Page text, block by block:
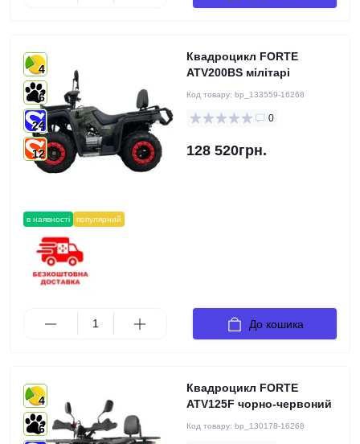
в наявності популярний
4
6
24
12
Квадроцикл FORTE
ATV200BS мілітарі
Код товару: bp_133559-16268
0
128 520грн.
До кошика
4
6
Квадроцикл FORTE
ATV125F чорно-червоний
Код товару: bp_130178-16268